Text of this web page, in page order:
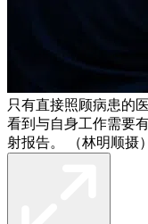
只有直接照顾病患的
看到与自身工作需要
射报告。 （林明顺摄）